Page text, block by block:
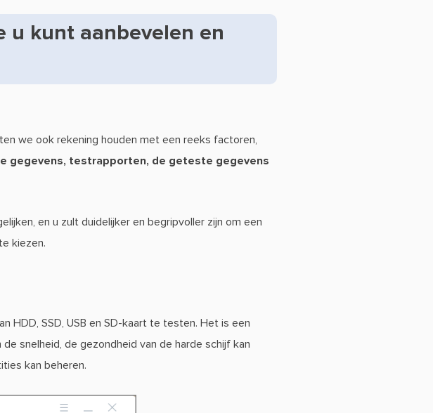
u kunt aanbevelen en
we ook rekening houden met een reeks factoren,
gegevens, testrapporten, de geteste gegevens
en u zult duidelijker en begripvoller zijn om een
kiezen.
HDD, SSD, USB en SD-kaart te testen. Het is een
snelheid, de gezondheid van de harde schijf kan
kan beheren.